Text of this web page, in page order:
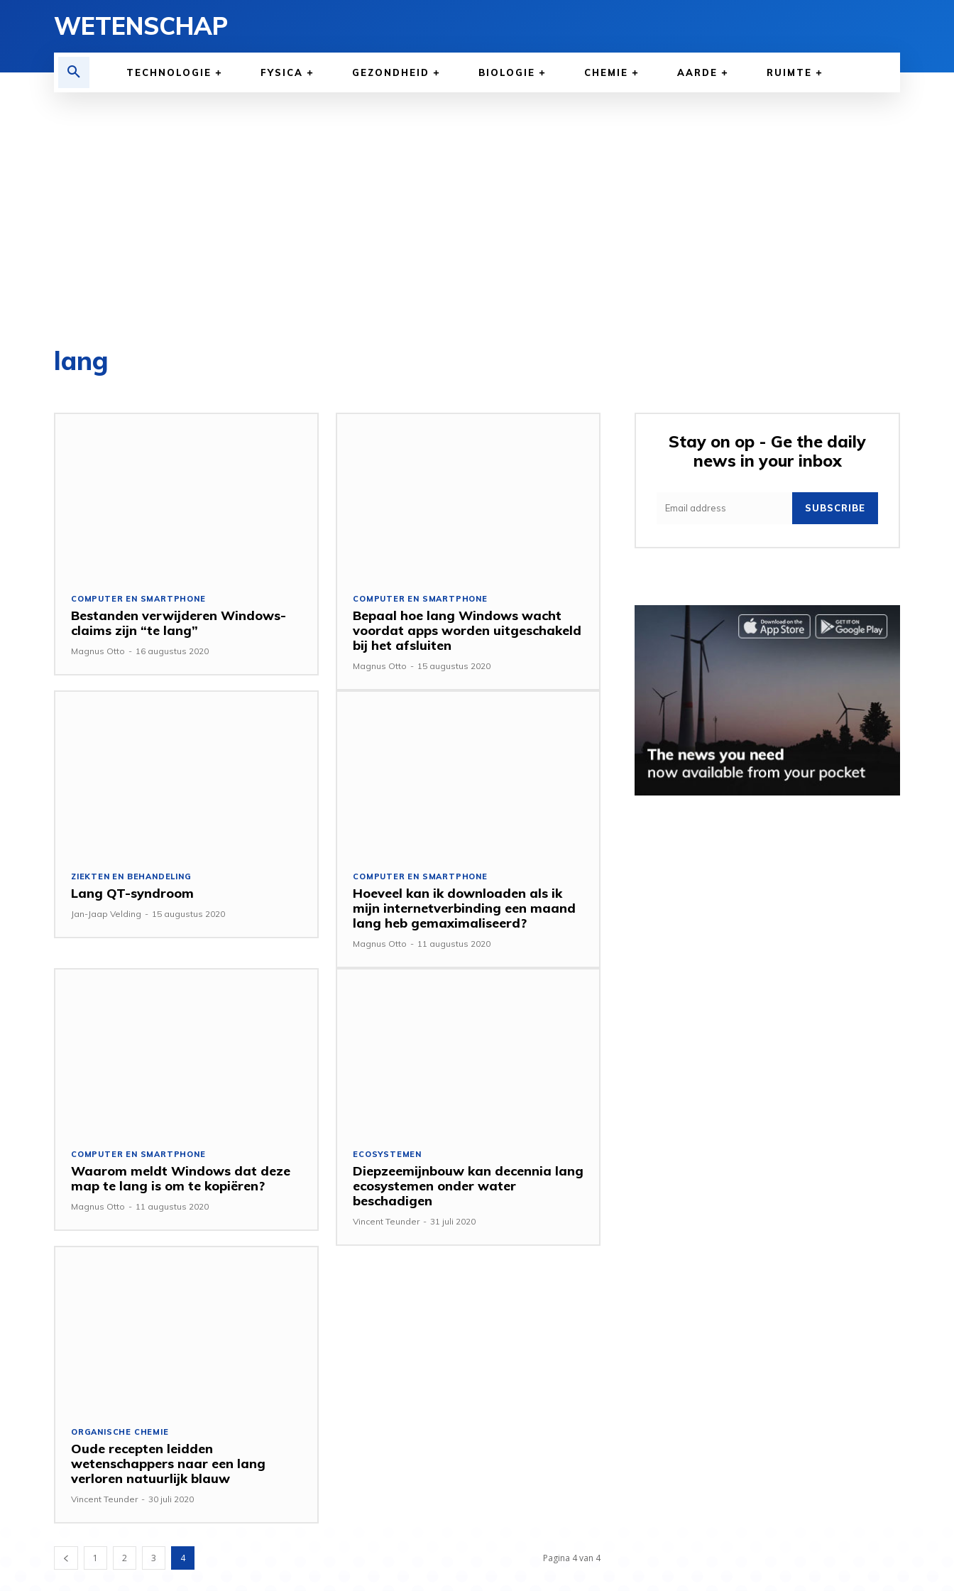
WETENSCHAP
TECHNOLOGIE FYSICA GEZONDHEID BIOLOGIE CHEMIE AARDE RUIMTE
lang
COMPUTER EN SMARTPHONE
Bestanden verwijderen Windows-
claims zijn “te lang”
Magnus Otto - 16 augustus 2020
COMPUTER EN SMARTPHONE
Bepaal hoe lang Windows wacht
voordat apps worden uitgeschakeld
bij het afsluiten
Magnus Otto - 15 augustus 2020
ZIEKTEN EN BEHANDELING
Lang QT-syndroom
Jan-Jaap Velding - 15 augustus 2020
COMPUTER EN SMARTPHONE
Hoeveel kan ik downloaden als ik
mijn internetverbinding een maand
lang heb gemaximaliseerd?
Magnus Otto - 11 augustus 2020
COMPUTER EN SMARTPHONE
Waarom meldt Windows dat deze
map te lang is om te kopiëren?
Magnus Otto - 11 augustus 2020
ECOSYSTEMEN
Diepzeemijnbouw kan decennia lang
ecosystemen onder water
beschadigen
Vincent Teunder - 31 juli 2020
ORGANISCHE CHEMIE
Oude recepten leidden
wetenschappers naar een lang
verloren natuurlijk blauw
Vincent Teunder - 30 juli 2020
1 2 3 4 Pagina 4 van 4
Stay on op - Ge the daily
news in your inbox
SUBSCRIBE